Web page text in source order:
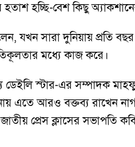
হচ্ছি-বেশ কিছু
যখন সারা দুনিয়ায় প্রতি
মধ্যে কাজ করে।
স্টার-এর সম্পাদক
এতে আরও বক্তব্য রাখেন
প্রেস ক্লাসের সভাপতি